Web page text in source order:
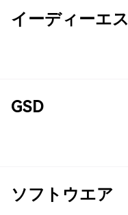
イーディーエス
GSD
ソフトウエア